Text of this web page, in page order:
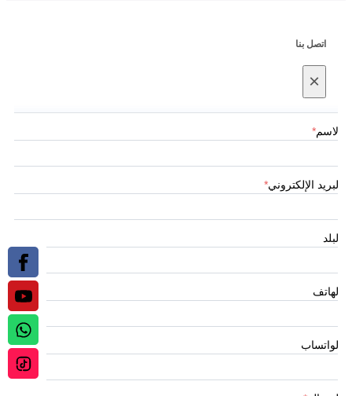
اتصل بنا
×
الاسم*
البريد الإلكتروني*
البلد
الهاتف
الواتساب